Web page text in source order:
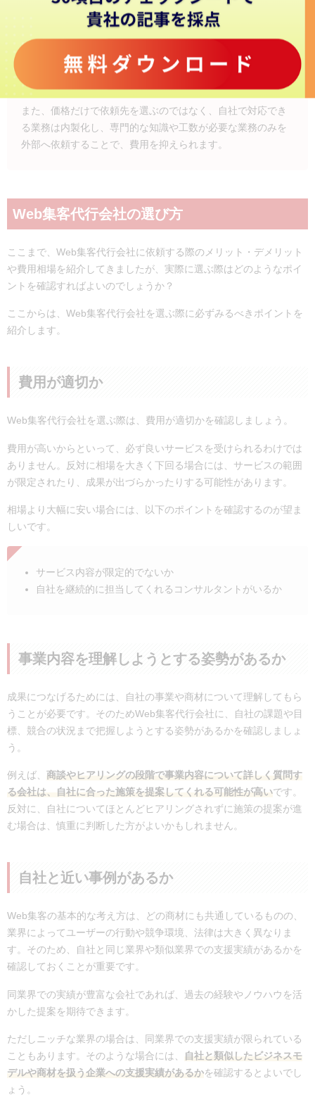
ば、効率よくコストを抑えながら施策を進めることが可能で
例えば弊社PLAN-Bでは、ツールを活用した施策代行であれば
30万円～/月、コンサルティングであれば50万円～/月のよう
に、支援範囲に応じて費用が異なります。
また、価格だけで依頼先を選ぶのではなく、自社で対応でき
る業務は内製化し、専門的な知識や工数が必要な業務のみを
外部へ依頼することで、費用を抑えられます。
Web集客代行会社の選び方
ここまで、Web集客代行会社に依頼する際のメリット・デメリット
や費用相場を紹介してきましたが、実際に選ぶ際はどのようなポイ
ントを確認すればよいのでしょうか？
ここからは、Web集客代行会社を選ぶ際に必ずみるべきポイントを
紹介します。
費用が適切か
Web集客代行会社を選ぶ際は、費用が適切かを確認しましょう。
費用が高いからといって、必ず良いサービスを受けられるわけでは
ありません。反対に相場を大きく下回る場合には、サービスの範囲
が限定されたり、成果が出づらかったりする可能性があります。
相場より大幅に安い場合には、以下のポイントを確認するのが望ま
しいです。
サービス内容が限定的でないか
自社を継続的に担当してくれるコンサルタントがいるか
事業内容を理解しようとする姿勢があるか
成果につなげるためには、自社の事業や商材について理解してもら
うことが必要です。そのためWeb集客代行会社に、自社の課題や目
標、競合の状況まで把握しようとする姿勢があるかを確認しましょ
う。
例えば、 商談やヒアリングの段階で事業内容について詳しく質問す
る会社は、自社に合った施策を提案してくれる可能性が高いです。
反対に、自社についてほとんどヒアリングされずに施策の提案が進
む場合は、慎重に判断した方がよいかもしれません。
自社と近い事例があるか
Web集客の基本的な考え方は、どの商材にも共通しているものの、
業界によってユーザーの行動や競争環境、法律は大きく異なりま
す。そのため、自社と同じ業界や類似業界での支援実績があるかを
確認しておくことが重要です。
同業界での実績が豊富な会社であれば、過去の経験やノウハウを活
かした提案を期待できます。
ただしニッチな業界の場合は、同業界での支援実績が限られている
こともあります。そのような場合には、
自社と類似したビジネスモ
デルや商材を扱う企業への支援実績があるかを確認するとよいでし
ょう。